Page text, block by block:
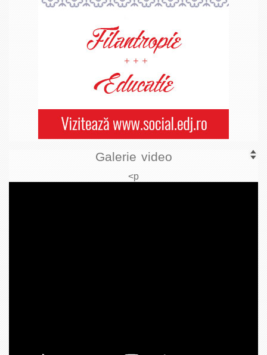
Galerie video
<p